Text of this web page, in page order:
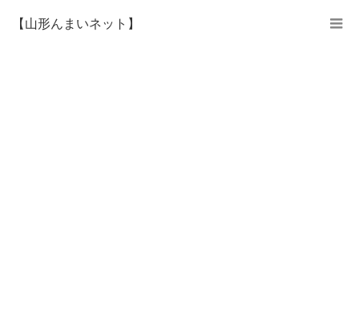
【山形んまいネット】